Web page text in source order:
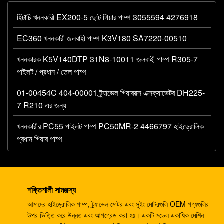
হিটাচি খননকারী EX200-5 ছোট গিয়ার পাম্প 3055594 4276918
EC360 খননকারী জলবাহী পাম্প K3V180 SA7220-00510
খননকারক K5V140DTP 31N8-10011 জলবাহী পাম্প R305-7
পাইলট / প্রধান / তেল পাম্প
01-00454C 404-00001 ট্র্যাভেল গিয়ারবক্স এক্সক্যাভেটর DH225-
7 R210 এর জন্য
খননকারীর PC55 পাইলট পাম্প PC50MR-2 4466797 হাইড্রোলিক
প্রধান গিয়ার পাম্প
খননকারী ডিএইচ 220-5 ডিএইচ 220-7 ট্র্যাভেল গিয়ারবক্স EC210
SANY235 S220LC-5
শক্তিশালী সামঞ্জস্য
আমাদের হাইড্রোলিক পাম্প, ট্র্যাভেল মোটর এবং সুইং মোটরগুলি OEM পণ্যগুলির
উপর ভিত্তি করে উন্নত এবং আপগ্রেড করা হয়। একটি মডেল একাধিক মেশিন